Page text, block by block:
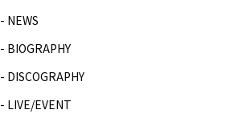
NEWS
BIOGRAPHY
DISCOGRAPHY
LIVE/EVENT